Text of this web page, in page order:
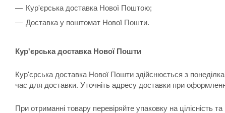
Кур'єрська доставка Нової Поштою;
Доставка у поштомат Нової Пошти.
Кур'єрська доставка Нової Пошти
Кур'єрська доставка Нової Пошти здійснюється з
час для доставки. Уточніть адресу доставки при
При отриманні товару перевіряйте упаковку на цілісність